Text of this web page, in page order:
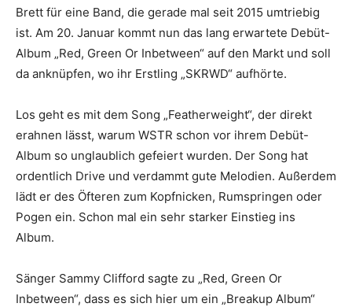
Brett für eine Band, die gerade mal seit 2015 umtriebig
ist. Am 20. Januar kommt nun das lang erwartete Debüt-
Album „Red, Green Or Inbetween“ auf den Markt und soll
da anknüpfen, wo ihr Erstling „SKRWD“ aufhörte.
Los geht es mit dem Song „Featherweight“, der direkt
erahnen lässt, warum WSTR schon vor ihrem Debüt-
Album so unglaublich gefeiert wurden. Der Song hat
ordentlich Drive und verdammt gute Melodien. Außerdem
lädt er des Öfteren zum Kopfnicken, Rumspringen oder
Pogen ein. Schon mal ein sehr starker Einstieg ins
Album.
Sänger Sammy Clifford sagte zu „Red, Green Or
Inbetween“, dass es sich hier um ein „Breakup Album“